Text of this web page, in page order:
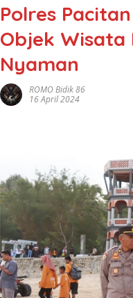
Polres
Objek Wisata
Nyaman
ROMO Bidik 86
16 April 2024